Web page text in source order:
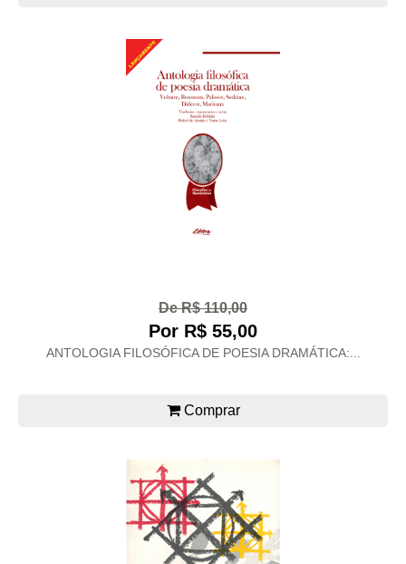
De R$ 110,00
Por R$ 55,00
ANTOLOGIA FILOSÓFICA DE POESIA DRAMÁTICA:...
Comprar